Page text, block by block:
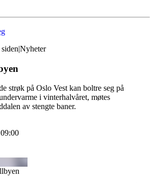
|Nyheter
strøk på Oslo Vest kan boltre seg på
i vinterhalvåret, møtes
av stengte baner.